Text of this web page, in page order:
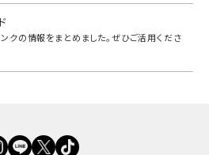
クの情報をまとめました。ぜひご活用くださ